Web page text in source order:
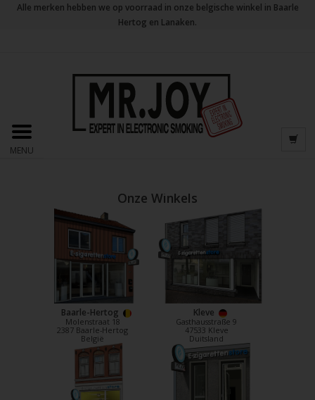
Alle merken hebben we op voorraad in onze belgische winkel in Baarle
Hertog en Lanaken.
MENU
Onze Winkels
Baarle-Hertog
Molenstraat 18
2387 Baarle-Hertog
België
Kleve
Gasthausstraße 9
47533 Kleve
Duitsland